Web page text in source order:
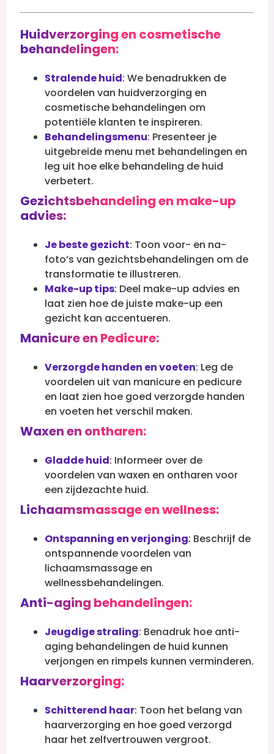
Huidverzorging en cosmetische
behandelingen:
Stralende huid: We benadrukken de
voordelen van huidverzorging en
cosmetische behandelingen om
potentiële klanten te inspireren.
Behandelingsmenu: Presenteer je
uitgebreide menu met behandelingen en
leg uit hoe elke behandeling de huid
verbetert.
Gezichtsbehandeling en make-up
advies:
Je beste gezicht: Toon voor- en na-
foto’s van gezichtsbehandelingen om de
transformatie te illustreren.
Make-up tips: Deel make-up advies en
laat zien hoe de juiste make-up een
gezicht kan accentueren.
Manicure en Pedicure:
Verzorgde handen en voeten: Leg de
voordelen uit van manicure en pedicure
en laat zien hoe goed verzorgde handen
en voeten het verschil maken.
Waxen en ontharen:
Gladde huid: Informeer over de
voordelen van waxen en ontharen voor
een zijdezachte huid.
Lichaamsmassage en wellness:
Ontspanning en verjonging: Beschrijf de
ontspannende voordelen van
lichaamsmassage en
wellnessbehandelingen.
Anti-aging behandelingen:
Jeugdige straling: Benadruk hoe anti-
aging behandelingen de huid kunnen
verjongen en rimpels kunnen verminderen.
Haarverzorging:
Schitterend haar: Toon het belang van
haarverzorging en hoe goed verzorgd
haar het zelfvertrouwen vergroot.